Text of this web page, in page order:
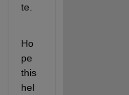
te.
Ho
pe
this
hel